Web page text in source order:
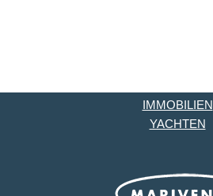
IMMOBILIEN
YACHTEN